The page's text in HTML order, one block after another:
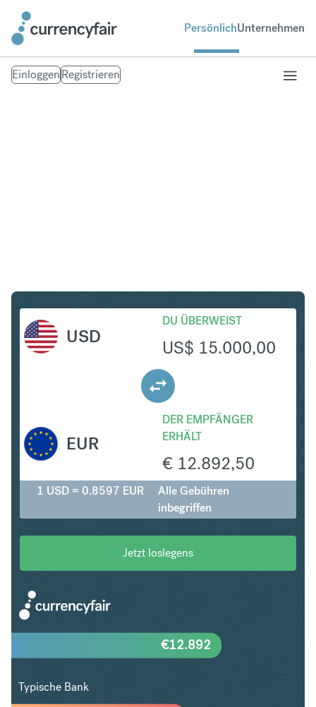
PersönlichUnternehmen
EinloggenRegistrieren
USD
DU ÜBERWEIST
US$ 15.000,00
DER EMPFÄNGER
ERHÄLT
€ 12.892,50
EUR
1 USD = 0.8597 EUR
Alle Gebühren
inbegriffen
Jetzt loslegens
€12.892
Typische Bank